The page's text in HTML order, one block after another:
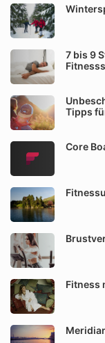
7 bis 9
Tipps
Core
Fitness